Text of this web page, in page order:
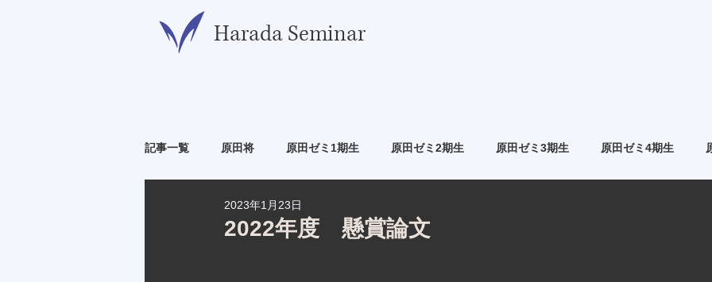
​Harada Seminar
記事一覧 原田将 原田ゼミ1期生 原田ゼミ2期生 原田ゼミ3期生 原田ゼミ4期生
原田ゼミ6期生 原田ゼミ7期生
2022年度 懸賞論文
2023年1月23日